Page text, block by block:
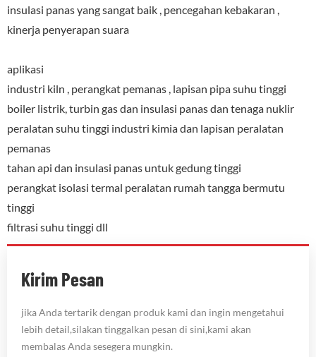
insulasi panas yang sangat baik , pencegahan kebakaran ,
kinerja penyerapan suara
aplikasi
industri kiln , perangkat pemanas , lapisan pipa suhu tinggi
boiler listrik, turbin gas dan insulasi panas dan tenaga nuklir
peralatan suhu tinggi industri kimia dan lapisan peralatan
pemanas
tahan api dan insulasi panas untuk gedung tinggi
perangkat isolasi termal peralatan rumah tangga bermutu
tinggi
filtrasi suhu tinggi dll
Kirim Pesan
jika Anda tertarik dengan produk kami dan ingin mengetahui
lebih detail,silakan tinggalkan pesan di sini,kami akan
membalas Anda sesegera mungkin.